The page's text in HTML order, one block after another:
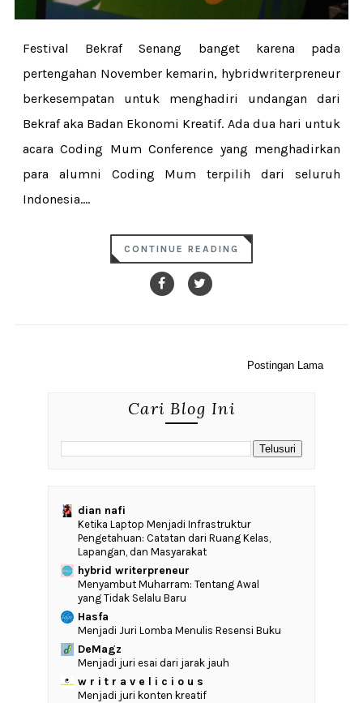
Festival Bekraf Senang banget karena pada
pertengahan November kemarin, hybridwriterpreneur
berkesempatan untuk menghadiri undangan dari
Bekraf aka Badan Ekonomi Kreatif. Ada dua hari untuk
acara Coding Mum Conference yang menghadirkan
para alumni Coding Mum terpilih dari seluruh
Indonesia....
CONTINUE READING
Postingan Lama
Cari Blog Ini
dian nafi
Ketika Laptop Menjadi Infrastruktur
Pengetahuan: Catatan dari Ruang Kelas,
Lapangan, dan Masyarakat
hybrid writerpreneur
Menyambut Muharram: Tentang Awal
yang Tidak Selalu Baru
Hasfa
Menjadi Juri Lomba Menulis Resensi Buku
DeMagz
Menjadi juri esai dari jarak jauh
w r i t r a v e l i c i o u s
Menjadi juri konten kreatif